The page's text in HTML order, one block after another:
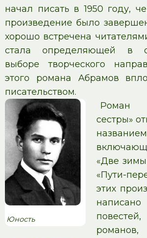
начал писать в 1950 году,
произведение было
хорошо встречена
стала определяющей в
выборе творческого
этого романа Абрамов
писательством.
Юность
Роман
сестры»
«Две
«Пути-
этих
романов,